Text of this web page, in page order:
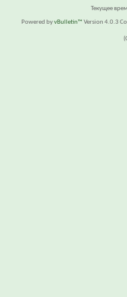
Текущее
Powered byvBulletin™ Version 4.0.3